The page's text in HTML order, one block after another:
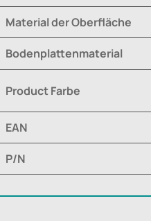
Material der Oberfläche
Bodenplattenmaterial
Product Farbe
EAN
P/N